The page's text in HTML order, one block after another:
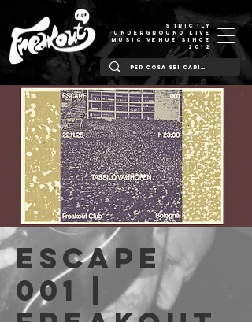
STRICTLY
UNDERGROUND LIVE
MUSIC VENUE SINCE
2012
ESCAPE
001 |